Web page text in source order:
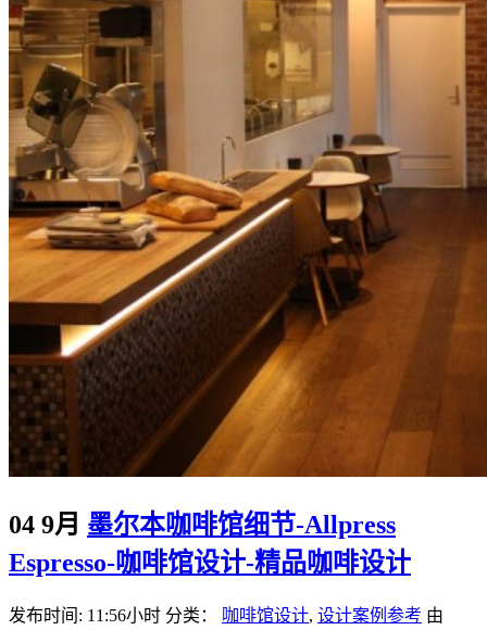
04 9月 墨尔本咖啡馆细节-Allpress
Espresso-咖啡馆设计-精品咖啡设计
发布时间: 11:56小时 分类： 咖啡馆设计, 设计案例参考 由